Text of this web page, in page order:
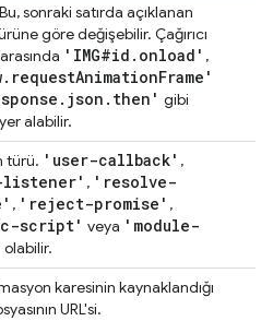
sonraki satırda açıklanan
göre değişebilir. Çağırıcı
'IMG#id . onload' ,
. requestAnimationFrame'
. json . then' gibi
alabilir.
türü. 'user-callback' ,
listener' , 'resolve-
, 'reject-promise' ,
script' veya 'module-
olabilir.
karesinin kaynaklandığı
URL'si.